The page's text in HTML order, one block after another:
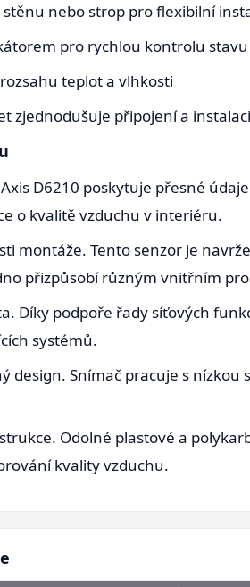
nebo strop pro flexibilní
pro rychlou kontrolu stavu
teplot a vlhkosti
zjednodušuje připojení a instalaci
D6210 poskytuje přesné
o kvalitě vzduchu v interiéru.
montáže. Tento senzor je
přizpůsobí různým vnitřním
Díky podpoře řady síťových
systémů.
design. Snímač pracuje s
Odolné plastové a
kvality vzduchu.